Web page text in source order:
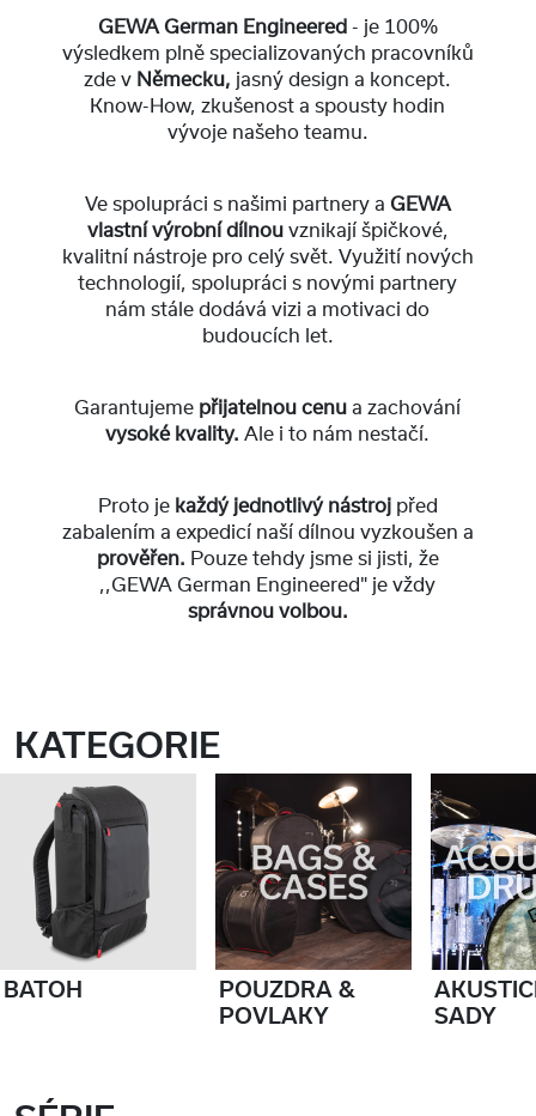
GEWA German Engineered - je 100%
výsledkem plně specializovaných pracovníků
zde v Německu, jasný design a koncept.
Know-How, zkušenost a spousty hodin
vývoje našeho teamu.
Ve spolupráci s našimi partnery a GEWA
vlastní výrobní dílnou vznikají špičkové,
kvalitní nástroje pro celý svět. Využití nových
technologií, spolupráci s novými partnery
nám stále dodává vizi a motivaci do
budoucích let.
Garantujeme přijatelnou cenua zachování
vysoké kvality. Ale i to nám nestačí.
Proto je každý jednotlivý nástroj před
zabalením a expedicí naší dílnou vyzkoušen a
prověřen. Pouze tehdy jsme si jisti, že
,,GEWA German Engineered" je vždy
správnou volbou.
KATEGORIE
BATOH
POUZDRA &
POVLAKY
SADY